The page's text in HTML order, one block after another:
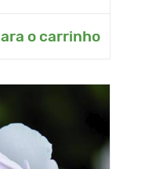
o carrinho